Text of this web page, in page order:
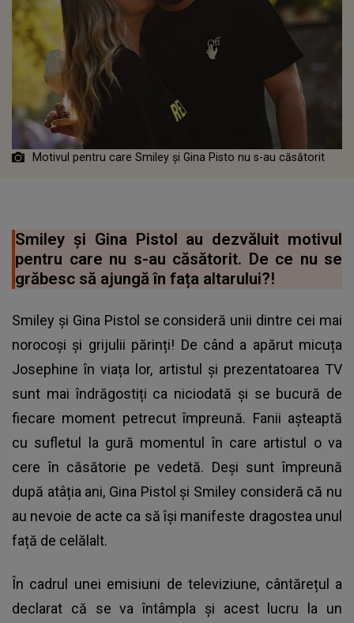
Motivul pentru care Smiley și Gina Pisto nu s-au căsătorit
Smiley și Gina Pistol au dezvăluit motivul
pentru care nu s-au căsătorit. De ce nu se
grăbesc să ajungă în fața altarului?!
Smiley și Gina Pistol se consideră unii dintre cei mai
norocoși și grijulii părinți! De când a apărut micuța
Josephine în viața lor, artistul și prezentatoarea TV
sunt mai îndrăgostiți ca niciodată și se bucură de
fiecare moment petrecut împreună. Fanii așteaptă
cu sufletul la gură momentul în care artistul o va
cere în căsătorie pe vedetă. Deși sunt împreună
după atâția ani, Gina Pistol și Smiley consideră că nu
au nevoie de acte ca să își manifeste dragostea unul
față de celălalt.
În cadrul unei emisiuni de televiziune, cântărețul a
declarat că se va întâmpla și acest lucru la un